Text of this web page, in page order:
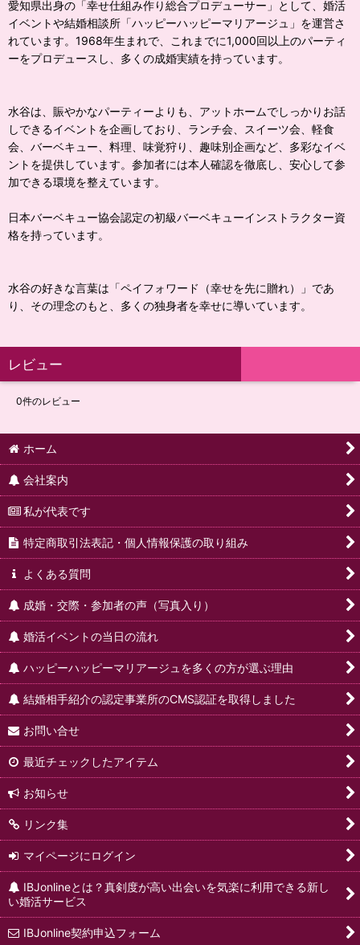
愛知県出身の「幸せ仕組み作り総合プロデューサー」として、婚活
イベントや結婚相談所「ハッピーハッピーマリアージュ」を運営さ
れています。1968年生まれで、これまでに1,000回以上のパーティ
ーをプロデュースし、多くの成婚実績を持っています。
水谷は、賑やかなパーティーよりも、アットホームでしっかりお話
しできるイベントを企画しており、ランチ会、スイーツ会、軽食
会、バーベキュー、料理、味覚狩り、趣味別企画など、多彩なイベ
ントを提供しています。参加者には本人確認を徹底し、安心して参
加できる環境を整えています。
日本バーベキュー協会認定の初級バーベキューインストラクター資
格を持っています。
水谷の好きな言葉は「ペイフォワード（幸せを先に贈れ）」であ
り、その理念のもと、多くの独身者を幸せに導いています。
レビュー
0件のレビュー
ホーム
会社案内
私が代表です
特定商取引法表記・個人情報保護の取り組み
よくある質問
成婚・交際・参加者の声（写真入り）
婚活イベントの当日の流れ
ハッピーハッピーマリアージュを多くの方が選ぶ理由
結婚相手紹介の認定事業所のCMS認証を取得しました
お問い合せ
最近チェックしたアイテム
お知らせ
リンク集
マイページにログイン
IBJonlineとは？真剣度が高い出会いを気楽に利用できる新し
い婚活サービス
IBJonline契約申込フォーム